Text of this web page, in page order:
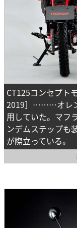
CT125コンセプト
2019］………オレ
用していた。マフ
ンデムステップも
が際立っている。